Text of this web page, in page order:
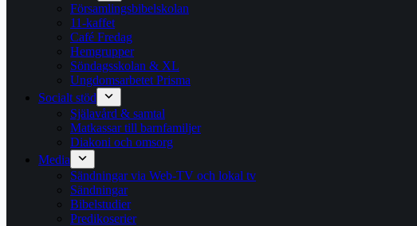
Församlingsbibelskolan
11-kaffet
Café Fredag
Hemgrupper
Söndagsskolan & XL
Ungdomsarbetet Prisma
Socialt stöd
Själavård & samtal
Matkassar till barnfamiljer
Diakoni och omsorg
Media
Sändningar via Web-TV och lokal tv
Sändningar
Bibelstudier
Predikoserier